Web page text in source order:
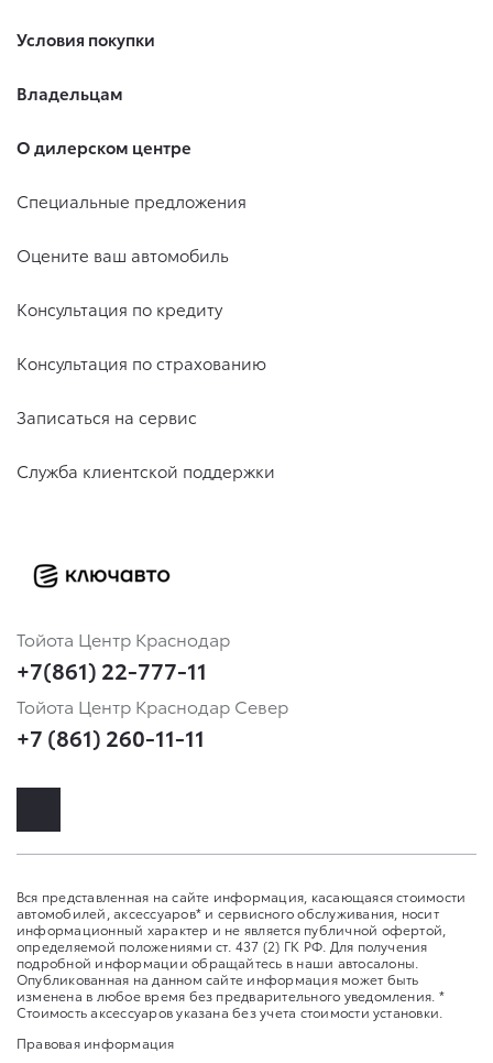
Условия покупки
Владельцам
О дилерском центре
Специальные предложения
Оцените ваш автомобиль
Консультация по кредиту
Консультация по страхованию
Записаться на сервис
Служба клиентской поддержки
Тойота Центр Краснодар
+7(861) 22-777-11
Тойота Центр Краснодар Север
+7 (861) 260-11-11
Вся представленная на сайте информация, касающаяся стоимости
автомобилей, аксессуаров* и сервисного обслуживания, носит
информационный характер и не является публичной офертой,
определяемой положениями ст. 437 (2) ГК РФ. Для получения
подробной информации обращайтесь в наши автосалоны.
Опубликованная на данном сайте информация может быть
изменена в любое время без предварительного уведомления. *
Стоимость аксессуаров указана без учета стоимости установки.
Правовая информация